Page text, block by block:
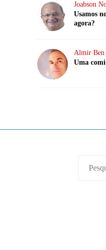
Joabson
Usamos
agora?
Almir Ben
Uma